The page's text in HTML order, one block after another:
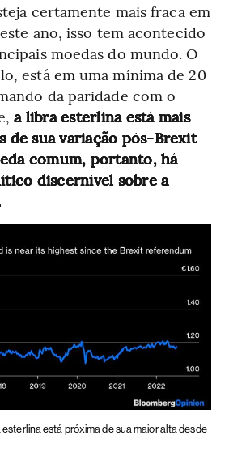
certamente mais fraca em
ano, isso tem acontecido
moedas do mundo. O
está em uma mínima de 20
da paridade com o
a libra esterlina está mais
de sua variação pós-Brexit
comum, portanto, há
discernível sobre a
esterlina está próxima de sua maior alta desde